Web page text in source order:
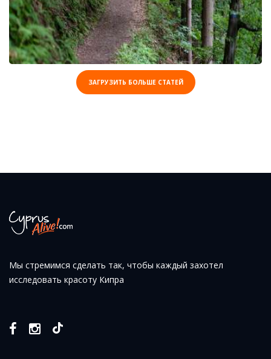
ЗАГРУЗИТЬ БОЛЬШЕ СТАТЕЙ
Мы стремимся сделать так, чтобы каждый захотел
исследовать красоту Кипра